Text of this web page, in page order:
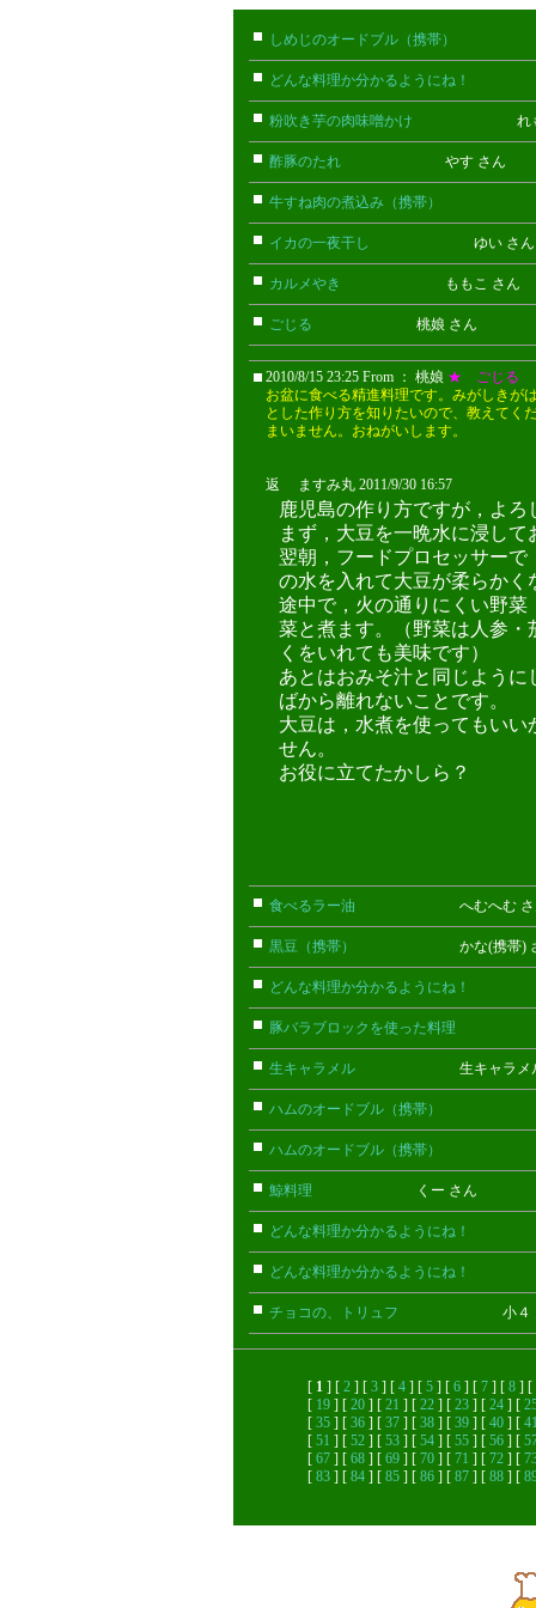
しめじのオードブル（携帯）
どんな料理か分かるようにね！
粉吹き芋の肉味噌かけ れもん
酢豚のたれ やす さん
牛すね肉の煮込み（携帯）
イカの一夜干し ゆい さ
カルメやき ももこ さん
ごじる 桃娘 さん
2010/8/15 23:25 From ： 桃娘 ★ ごじる
お盆に食べる精進料理です。みがしきが
とした作り方を知りたいので、教えてく
まいません。おねがいします。
返 ますみ丸 2011/9/30 16:57
鹿児島の作り方ですが，よろ
まず，大豆を一晩水に浸して
翌朝，フードプロセッサー
の水を入れて大豆が柔らかく
途中で，火の通りにくい野
菜と煮ます。（野菜は人参
くをいれても美味です）
あとはおみそ汁と同じよう
ばから離れないことです。
大豆は，水煮を使ってもい
せん。
お役に立てたかしら？
食べるラー油 へむへむ さ
黒豆（携帯） かな(携帯)
どんな料理か分かるようにね！
豚バラブロックを使った料理
生キャラメル 生キャラメル
ハムのオードブル（携帯）
ハムのオードブル（携帯）
鯨料理 くー さん
どんな料理か分かるようにね！
どんな料理か分かるようにね！
チョコの、トリュフ 小４ さ
[ 1 ] [ 2 ] [ 3 ] [ 4 ] [ 5 ] [ 6 ] [ 7 ] [ 8 ] [
[ 19 ] [ 20 ] [ 21 ] [ 22 ] [ 23 ] [ 24 ] [
[ 35 ] [ 36 ] [ 37 ] [ 38 ] [ 39 ] [ 40 ] [
[ 51 ] [ 52 ] [ 53 ] [ 54 ] [ 55 ] [ 56 ] [
[ 67 ] [ 68 ] [ 69 ] [ 70 ] [ 71 ] [ 72 ] [
[ 83 ] [ 84 ] [ 85 ] [ 86 ] [ 87 ] [ 88 ] [